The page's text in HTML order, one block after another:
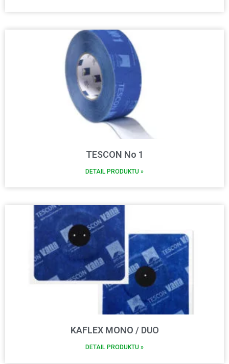
TESCON No 1
DETAIL PRODUKTU »
KAFLEX MONO / DUO
DETAIL PRODUKTU »